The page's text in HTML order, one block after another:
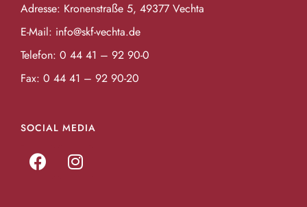
Adresse: Kronenstraße 5, 49377 Vechta
E-Mail: info@skf-vechta.de
Telefon: 0 44 41 – 92 90-0
Fax: 0 44 41 – 92 90-20
SOCIAL MEDIA